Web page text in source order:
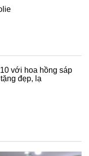
với hoa hồng sáp
đẹp, lạ